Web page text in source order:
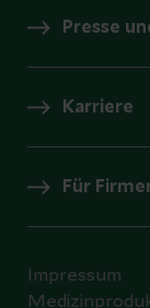
Presse
Karriere
Für
Impressum